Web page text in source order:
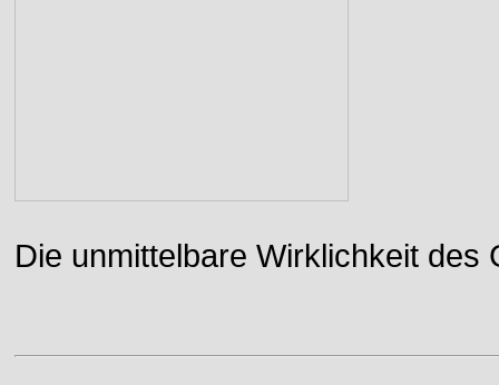
Die unmittelbare Wirklichkeit des